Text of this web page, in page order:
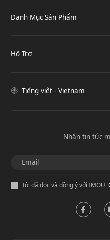
Danh Mục Sản Phẩm
Hỗ Trợ
Tiếng việt - Vietnam
Nhận tin tức
Tôi đã đọc và đồng ý với IMOU